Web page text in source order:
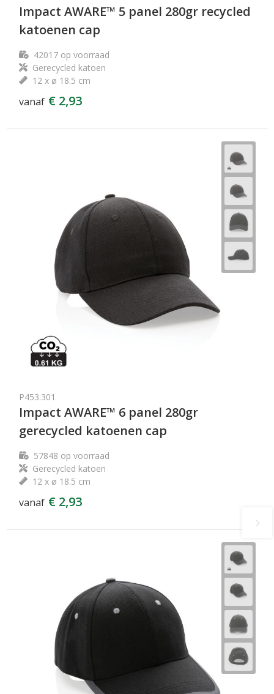
Impact AWARE™ 5 panel 280gr recycled
katoenen cap
42017op voorraad
Gerecycled katoen
12 x ø 18.5 cm
vanaf € 2,93
P453.301
Impact AWARE™ 6 panel 280gr
gerecycled katoenen cap
57848 op voorraad
Gerecycled katoen
12 x ø 18.5 cm
vanaf € 2,93